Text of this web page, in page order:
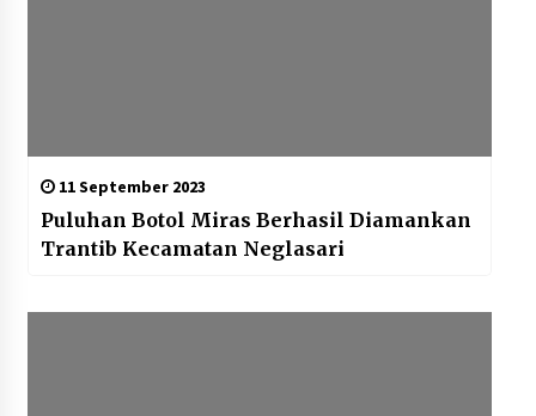
11 September 2023
Puluhan Botol Miras Berhasil Diamankan
Trantib Kecamatan Neglasari